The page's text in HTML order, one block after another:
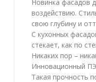
Новинка фасадов
воздействию.
свою глубину и
С кухонных
стекает, как по
Никаких пор –
Инновационный
Такая прочность